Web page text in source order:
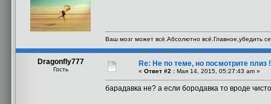
Ваш мозг может всё.Абсолютно всё.Главное,убедить
Dragonfly777
Гость
Re: Не по теме, но посмотрите плиз
« Ответ #2 : Мая 14, 2015, 05:27:43 am »
барадавка не? а если бородавка то вроде